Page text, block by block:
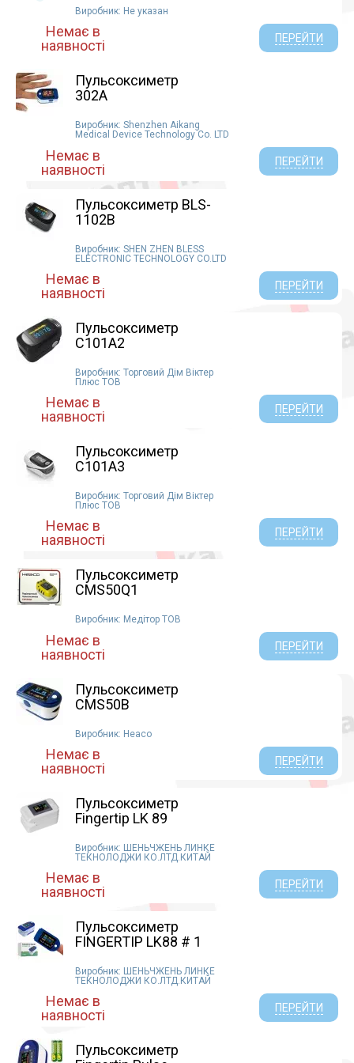
Виробник: Не указан
Немає в
наявності
ПЕРЕЙТИ
Пульсоксиметр
302А
Виробник: Shenzhen Aikang
Medical Device Technology Co. LTD
Немає в
наявності
ПЕРЕЙТИ
Пульсоксиметр BLS-
1102B
Виробник: SHEN ZHEN BLESS
ELECTRONIC TECHNOLOGY CO.LTD
Немає в
наявності
ПЕРЕЙТИ
Пульсоксиметр
C101A2
Виробник: Торговий Дім Віктер
Плюс ТОВ
Немає в
наявності
ПЕРЕЙТИ
Пульсоксиметр
C101A3
Виробник: Торговий Дім Віктер
Плюс ТОВ
Немає в
наявності
ПЕРЕЙТИ
Пульсоксиметр
CMS50Q1
Виробник: Медітор ТОВ
Немає в
наявності
ПЕРЕЙТИ
Пульсоксиметр
CMS50В
Виробник: Heaco
Немає в
наявності
ПЕРЕЙТИ
Пульсоксиметр
Fingertip LK 89
Виробник: ШЕНЬЧЖЕНЬ ЛИНКЕ
ТЕКНОЛОДЖИ КО.ЛТД.КИТАЙ
Немає в
наявності
ПЕРЕЙТИ
Пульсоксиметр
FINGERTIP LK88 # 1
Виробник: ШЕНЬЧЖЕНЬ ЛИНКЕ
ТЕКНОЛОДЖИ КО.ЛТД.КИТАЙ
Немає в
наявності
ПЕРЕЙТИ
Пульсоксиметр